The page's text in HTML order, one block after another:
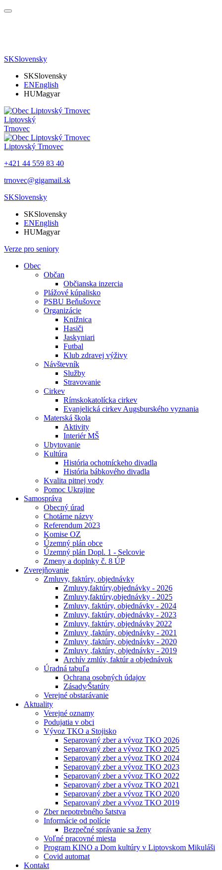
SKSlovensky
SKSlovensky
ENEnglish
HUMagyar
Liptovský
Trnovec
Liptovský Trnovec
+421 44 559 83 40
trnovec@gigamail.sk
SKSlovensky
SKSlovensky
ENEnglish
HUMagyar
Verze pro seniory
Obec
Občan
Občianska inzercia
Plážové kúpalisko
PSBU Beňušovce
Organizácie
Knižnica
Hasiči
Jaskyniari
Futbal
Klub zdravej výživy
Návštevník
Služby
Stravovanie
Cirkev
Rímskokatolícka cirkev
Evanjelická cirkev Augsburského vyznania
Materská škola
Aktivity
Interiér MŠ
Ubytovanie
Kultúra
História ochotníckeho divadla
História bábkového divadla
Kvalita pitnej vody
Pomoc Ukrajine
Samospráva
Obecný úrad
Chotárne názvy
Referendum 2023
Komise OZ
Územný plán obce
Územný plán Dopl. 1 - Selcovie
Zmeny a doplnky č. 8 ÚP
Zverejňovanie
Zmluvy, faktúry, objednávky
Zmluvy,faktúry,objednávky - 2026
Zmluvy,faktúry,objednávky - 2025
Zmluvy, faktúry, objednávky - 2024
Zmluvy, faktúry, objednávky - 2023
Zmluvy, faktúry, objednávky 2022
Zmluvy ,faktúry, objednávky - 2021
Zmluvy ,faktúry, objednávky - 2020
Zmluvy ,faktúry, objednávky - 2019
Archív zmlúv, faktúr a objednávok
Úradná tabuľa
Ochrana osobných údajov
Zásady⁄Štatúty
Verejné obstarávanie
Aktuality
Verejné oznamy
Podujatia v obci
Vývoz TKO a Stojisko
Separovaný zber a vývoz TKO 2026
Separovaný zber a vývoz TKO 2025
Separovaný zber a vývoz TKO 2024
Separovaný zber a vývoz TKO 2023
Separovaný zber a vývoz TKO 2022
Separovaný zber a vývoz TKO 2021
Separovaný zber a vývoz TKO 2020
Separovaný zber a vývoz TKO 2019
Zber nepotrebného šatstva
Informácie od polície
Bezpečné správanie sa ženy
Voľné pracovné miesta
Program KINO a Dom kultúry v Liptovskom Mikuláši
Covid automat
Kontakt